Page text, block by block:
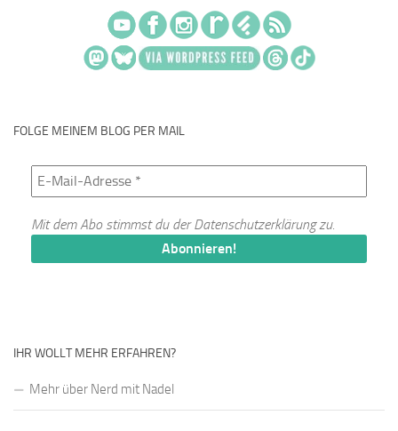
FOLGE MEINEM BLOG PER MAIL
Mit dem Abo stimmst du derDatenschutzerklärungzu.
IHR WOLLT MEHR ERFAHREN?
Mehr über Nerd mit Nadel